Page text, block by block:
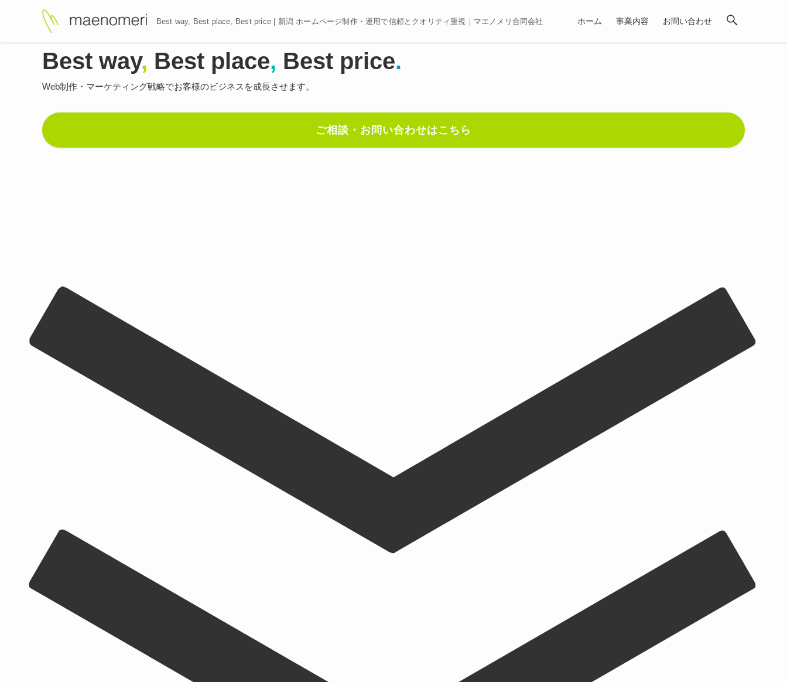
Best way, Best place, Best price | 新潟 ホームページ制作・運用で信頼とクオリティ重視｜マエノメリ合同会社 ホーム 事業内容 お問い合わせ
Best way, Best place, Best price.
Web制作・マーケティング戦略でお客様のビジネスを成長させます。
ご相談・お問い合わせはこちら